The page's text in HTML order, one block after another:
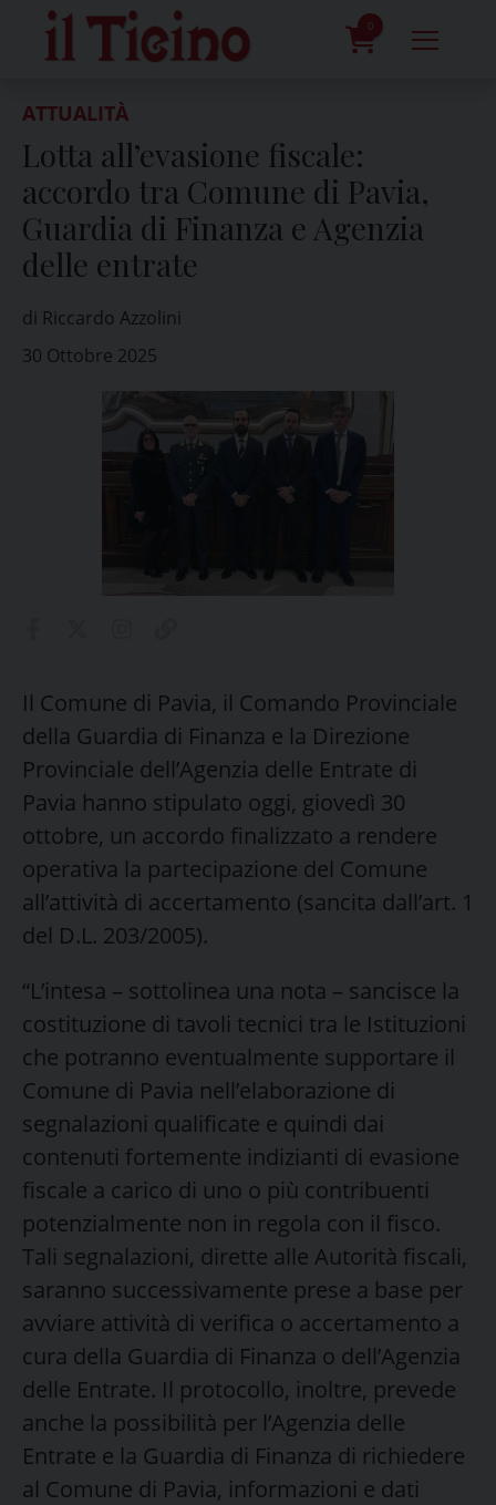
content
0
ATTUALITÀ
Lotta all’evasione fiscale:
accordo tra Comune di Pavia,
Guardia di Finanza e Agenzia
delle entrate
di Riccardo Azzolini
30 Ottobre 2025
Il Comune di Pavia, il Comando Provinciale
della Guardia di Finanza e la Direzione
Provinciale dell’Agenzia delle Entrate di
Pavia hanno stipulato oggi, giovedì 30
ottobre, un accordo finalizzato a rendere
operativa la partecipazione del Comune
all’attività di accertamento (sancita dall’art. 1
del D.L. 203/2005).
“L’intesa – sottolinea una nota – sancisce la
costituzione di tavoli tecnici tra le Istituzioni
che potranno eventualmente supportare il
Comune di Pavia nell’elaborazione di
segnalazioni qualificate e quindi dai
contenuti fortemente indizianti di evasione
fiscale a carico di uno o più contribuenti
potenzialmente non in regola con il fisco.
Tali segnalazioni, dirette alle Autorità fiscali,
saranno successivamente prese a base per
avviare attività di verifica o accertamento a
cura della Guardia di Finanza o dell’Agenzia
delle Entrate. Il protocollo, inoltre, prevede
anche la possibilità per l’Agenzia delle
Entrate e la Guardia di Finanza di richiedere
al Comune di Pavia, informazioni e dati